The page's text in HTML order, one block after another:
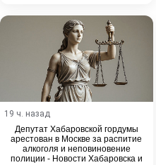
19 ч. назад
Депутат Хабаровской гордумы
арестован в Москве за распитие
алкоголя и неповиновение
полиции - Новости Хабаровска и